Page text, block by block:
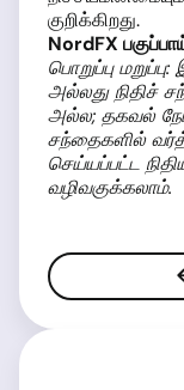
குறிக்கிறது.
NordFX
பொறுப்பு
அல்லது நிதிச்
அல்ல; தகவல்
சந்தைகளில்
செய்யப்பட்ட
வழிவகுக்கலாம்.